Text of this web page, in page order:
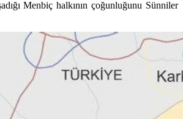
Menbiç halkının çoğunluğunu Sünniler